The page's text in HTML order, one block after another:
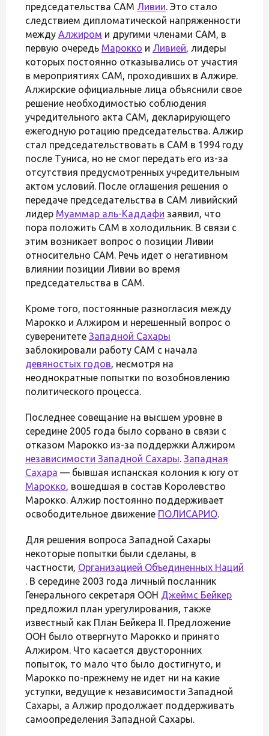
председательства САМ Ливии. Это стало
следствием дипломатической напряженности
между Алжиром и другими членами САМ, в
первую очередь Марокко и Ливией, лидеры
которых постоянно отказывались от участия
в мероприятиях САМ, проходивших в Алжире.
Алжирские официальные лица объяснили свое
решение необходимостью соблюдения
учредительного акта САМ, декларирующего
ежегодную ротацию председательства. Алжир
стал председательствовать в САМ в 1994 году
после Туниса, но не смог передать его из-за
отсутствия предусмотренных учредительным
актом условий. После оглашения решения о
передаче председательства в САМ ливийский
лидер Муаммар аль-Каддафи заявил, что
пора положить САМ в холодильник. В связи с
этим возникает вопрос о позиции Ливии
относительно САМ. Речь идет о негативном
влиянии позиции Ливии во время
председательства в САМ.
Кроме того, постоянные разногласия между
Марокко и Алжиром и нерешенный вопрос о
суверенитете Западной Сахары
заблокировали работу САМ с начала
девяностых годов, несмотря на
неоднократные попытки по возобновлению
политического процесса.
Последнее совещание на высшем уровне в
середине 2005 года было сорвано в связи с
отказом Марокко из-за поддержки Алжиром
независимости Западной Сахары. Западная
Сахара — бывшая испанская колония к югу от
Марокко, вошедшая в состав Королевство
Марокко. Алжир постоянно поддерживает
освободительное движение ПОЛИСАРИО.
Для решения вопроса Западной Сахары
некоторые попытки были сделаны, в
частности, Организацией Объединенных Наций
. В середине 2003 года личный посланник
Генерального секретаря ООН Джеймс Бейкер
предложил план урегулирования, также
известный как План Бейкера II. Предложение
ООН было отвергнуто Марокко и принято
Алжиром. Что касается двусторонних
попыток, то мало что было достигнуто, и
Марокко по-прежнему не идет ни на какие
уступки, ведущие к независимости Западной
Сахары, а Алжир продолжает поддерживать
самоопределения Западной Сахары.